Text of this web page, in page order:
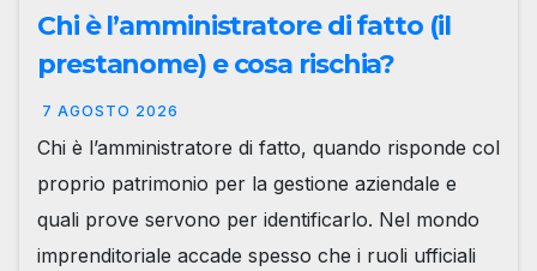
Chi è l’amministratore di fatto (il
prestanome) e cosa rischia?
7 AGOSTO 2026
Chi è l’amministratore di fatto, quando risponde col
proprio patrimonio per la gestione aziendale e
quali prove servono per identificarlo. Nel mondo
imprenditoriale accade spesso che i ruoli ufficiali